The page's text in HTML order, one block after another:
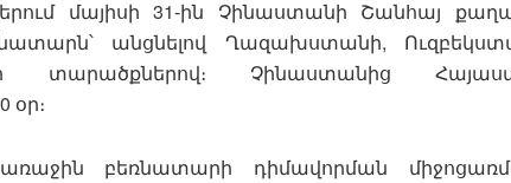
մայիսի 31-ին Չինաստանի Շանհայ
անցնելով Ղազախստանի,
տարածքներով։ Չինաստանից
օր։
առաջին բեռնատարի դիմավորման